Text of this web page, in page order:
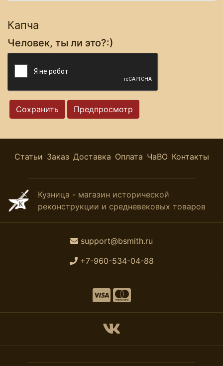
Капча
Человек, ты ли это?:)
Статьи Заказ Доставка Оплата ЧаВО Контакты
Кузница - магазин исторической
реконструкции и средневековых товаров
support@bsmith.ru
+7-960-534-04-88